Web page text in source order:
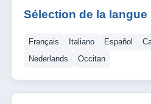
Sélection de la langue
Français Italiano Español
Nederlands
Occitan